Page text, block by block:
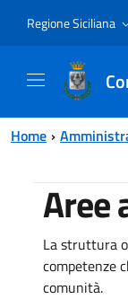
Regione Siciliana
Home
Aree
La struttura
competenze
comunità.